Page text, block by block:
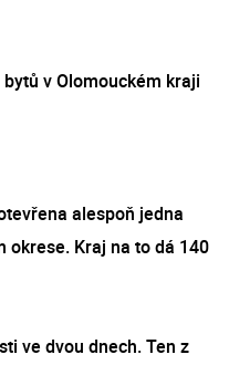
v Olomouckém kraji
alespoň jedna
okrese. Kraj na to dá 140
ve dvou dnech. Ten z